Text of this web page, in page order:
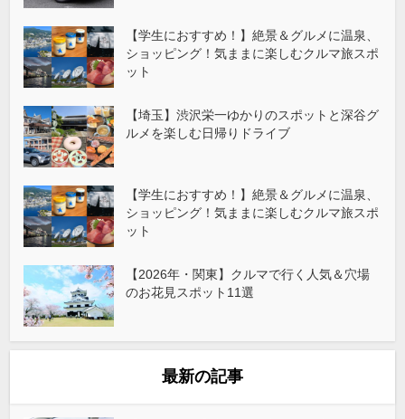
【学生におすすめ！】絶景＆グルメに温泉、
ショッピング！気ままに楽しむクルマ旅スポ
ット
【埼玉】渋沢栄一ゆかりのスポットと深谷グ
ルメを楽しむ日帰りドライブ
【学生におすすめ！】絶景＆グルメに温泉、
ショッピング！気ままに楽しむクルマ旅スポ
ット
【2026年・関東】クルマで行く人気＆穴場
のお花見スポット11選
最新の記事